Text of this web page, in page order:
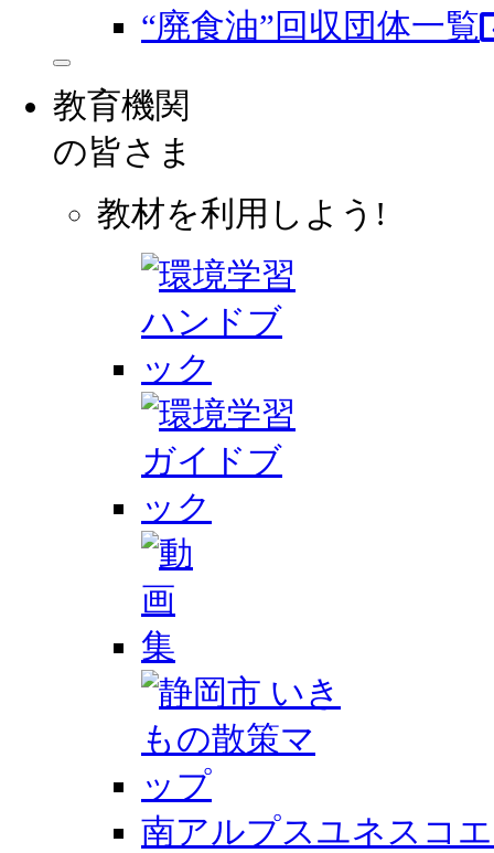
“廃食油”回収団体一覧
教育機関
の皆さま
教材を利用しよう!
南アルプスユネスコ